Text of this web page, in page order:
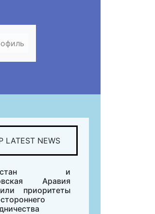
LATEST NEWS
и
Аравия
приоритеты